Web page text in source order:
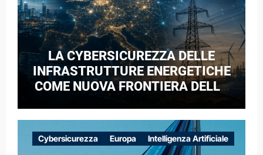
LA CYBERSICUREZZA DELLE
INFRASTRUTTURE ENERGETICHE
COME NUOVA FRONTIERA DELLA
CASO DELLE RETI ELETTRICHE
EUROPEE NEL CONTESTO DELLA
GUERRA IBRIDA
Cybersicurezza Europa Intelligenza Artificiale